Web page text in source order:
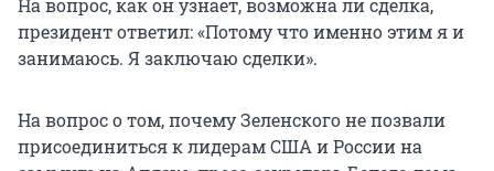
На вопрос, как он узнает, возможна ли сделка,
президент ответил: «Потому что именно этим я и
занимаюсь. Я заключаю сделки».
На вопрос о том, почему Зеленского не позвали
присоединиться к лидерам США и России на